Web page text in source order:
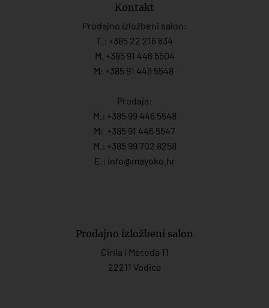
Kontakt
Prodajno izložbeni salon:
T.: +385 22 216 634
M. +385 91 446 5504
M: +385 91 446 5548
Prodaja:
M.: +385 99 446 5548
M: +385 91 446 5547
M.: +385 99 702 8258
E.: info@mayoko. hr
Prodajno izložbeni salon
Ćirila i Metoda 11
22211 Vodice